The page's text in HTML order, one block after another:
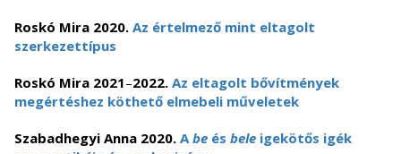
Roskó Mira 2020. Az értelmező mint eltagolt
szerkezettípus
Roskó Mira 2021–2022. Az eltagolt bővítmények
megértéshez köthető elmebeli műveletek
Szabadhegyi Anna 2020. Abe és bele igekötős igék